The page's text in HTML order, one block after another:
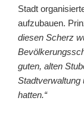
Stadt
aufzubauen.
diesen Scherz
guten, alten
Stadtverwaltung
hatten.“